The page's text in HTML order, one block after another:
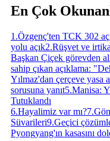
En Çok
1 .Özgenç'ten TCK 302
yolu açık2.Rüşvet ve
Başkan Çiçek görevden
sahip çıkan açıklama:
Yılmaz'dan çerçeve yasa
sorusuna yanıt5.Manisa:
Tutuklandı
6.Hayalimiz var mı?7.
Süvarileri9.Geçici
Pyongyang'ın kasasını